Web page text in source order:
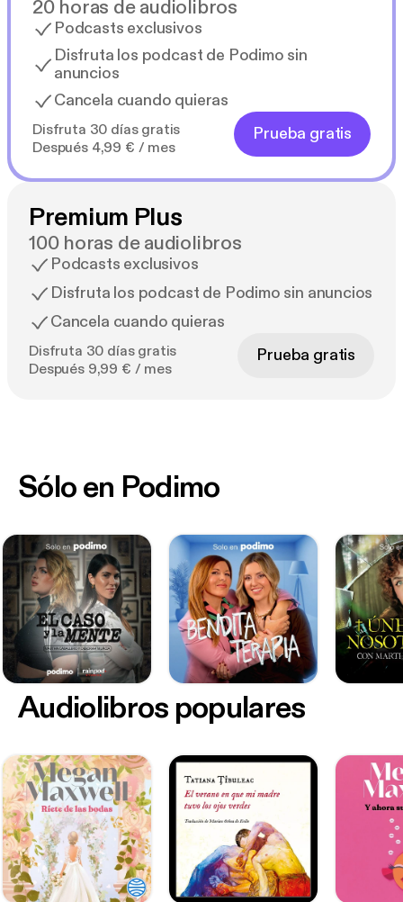
20 horas de audiolibros
Podcasts exclusivos
Disfruta los podcast de Podimo sin
anuncios
Cancela cuando quieras
Disfruta 30 días gratis
Después 4,99 € / mes
Prueba gratis
Premium Plus
100 horas de audiolibros
Podcasts exclusivos
Disfruta los podcast de Podimo sin anuncios
Cancela cuando quieras
Disfruta 30 días gratis
Después 9,99 € / mes
Prueba gratis
Sólo en Podimo
Audiolibros populares